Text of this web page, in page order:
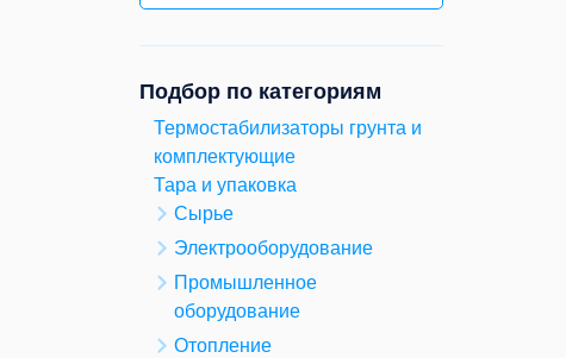
Подбор по категориям
Термостабилизаторы грунта и
комплектующие
Тара и упаковка
Сырье
Электрооборудование
Промышленное
оборудование
Отопление